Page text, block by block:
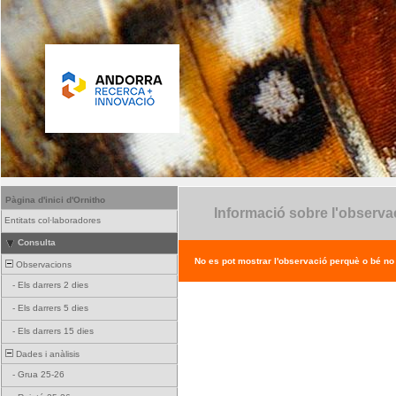
Pàgina d'inici d'Ornitho
Entitats col·laboradores
Consulta
Observacions
- Els darrers 2 dies
- Els darrers 5 dies
- Els darrers 15 dies
Dades i anàlisis
- Grua 25-26
Informació sobre
No es pot mostrar l'observació perquè o bé